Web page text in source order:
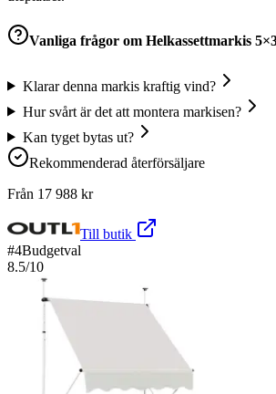
Vanliga frågor om Helkassettmarkis
Klarar denna markis kraftig vind?
Hur svårt är det att montera markisen?
Kan tyget bytas ut?
Rekommenderad återförsäljare
Från 17 988 kr
Till butik
#4Budgetval
8.5/10